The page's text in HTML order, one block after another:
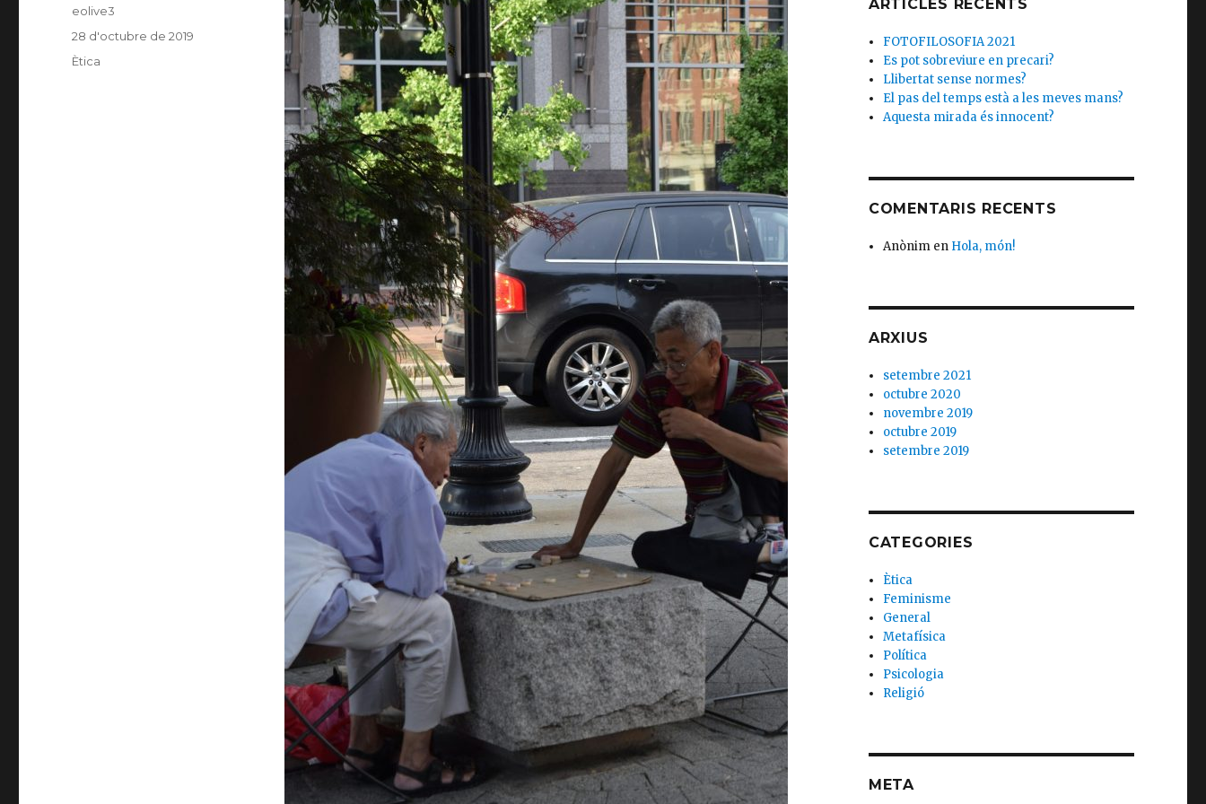
Author
eolive3
Posted
on
28 d'octubre de 2019
Categories
Ètica
ARTICLES RECENTS
FOTOFILOSOFIA 2021
Es pot sobreviure en precari?
Llibertat sense normes?
El pas del temps està a les meves mans?
Aquesta mirada és innocent?
COMENTARIS RECENTS
Anònim en Hola, món!
ARXIUS
setembre 2021
octubre 2020
novembre 2019
octubre 2019
setembre 2019
CATEGORIES
Ètica
Feminisme
General
Metafísica
Política
Psicologia
Religió
META